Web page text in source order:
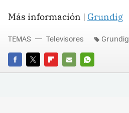
Más información | Grundig
FACEBOOK
TWITTERFLIPBOARD
E-
WHATSAPP
TEMAS Televisores Grundig